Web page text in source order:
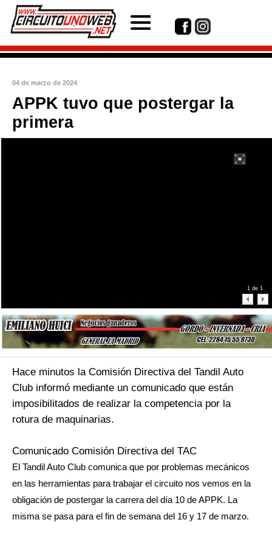
04 de marzo de 2024
APPK tuvo que postergar la
primera
1 de 1
Hace minutos la Comisión Directiva del Tandil Auto
Club informó mediante un comunicado que están
imposibilitados de realizar la competencia por la
rotura de maquinarias.
Comunicado Comisión Directiva del TAC
El Tandil Auto Club comunica que por problemas mecánicos
en las herramientas para trabajar el circuito nos vemos en la
obligación de postergar la carrera del día 10 de APPK. La
misma se pasa para el fin de semana del 16 y 17 de marzo.